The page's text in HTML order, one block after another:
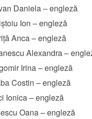
Daniela – engleză
Ion – engleză
Anca – engleză
Alexandra –
Irina – engleză
Costin – engleză
Ionica – engleză
Oana – engleză